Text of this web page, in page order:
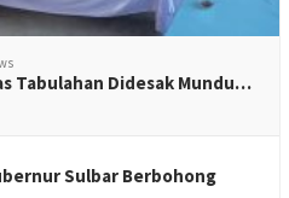
Tabulahan Didesak Mundu…
Sulbar Berbohong